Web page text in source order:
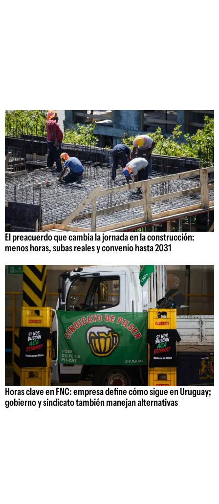
El preacuerdo que cambia la jornada en la construcción:
menos horas, subas reales y convenio hasta 2031
Horas clave en FNC: empresa define cómo sigue en Uruguay;
gobierno y sindicato también manejan alternativas